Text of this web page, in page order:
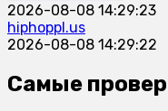
2026-08-08 14:29:23
hiphoppl.us
2026-08-08 14:29:22
Самые